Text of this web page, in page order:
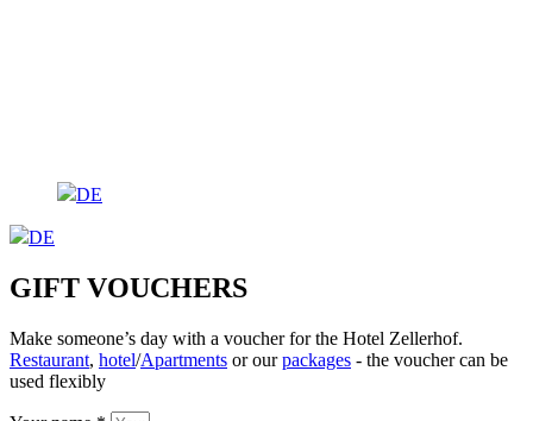
DE
DE
GIFT VOUCHERS
Make someone’s day with a voucher for the Hotel Zellerhof.
Restaurant, hotel/Apartments or ourpackages - the voucher can be
used flexibly